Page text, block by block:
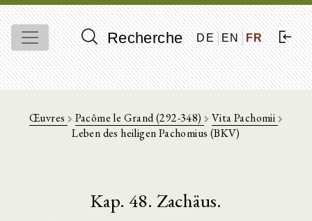
Recherche DE EN FR
Œuvres Pacôme le Grand (292-348) Vita Pachomii
Leben des heiligen Pachomius (BKV)
Kap. 48. Zachäus.